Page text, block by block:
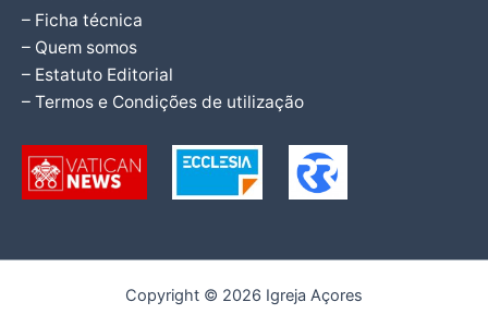
– Ficha técnica
– Quem somos
– Estatuto Editorial
– Termos e Condições de utilização
Copyright © 2026 Igreja Açores